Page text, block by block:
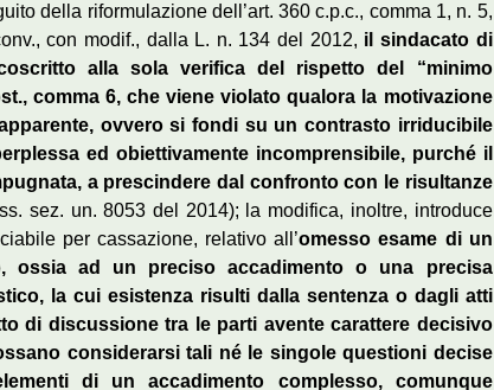
della riformulazione dell’art. 360 c.p.c., comma 1, n. 5,
con modif., dalla L. n. 134 del 2012, il sindacato di
alla sola verifica del rispetto del “minimo
comma 6, che viene violato qualora la motivazione
ovvero si fondi su un contrasto irriducibile
ed obiettivamente incomprensibile, purché il
a prescindere dal confronto con le risultanze
sez. un. 8053 del 2014); la modifica, inoltre, introduce
per cassazione, relativo all’omesso esame di un
ossia ad un preciso accadimento o una precisa
la cui esistenza risulti dalla sentenza o dagli atti
di discussione tra le parti avente carattere decisivo
considerarsi tali né le singole questioni decise
di un accadimento complesso, comunque